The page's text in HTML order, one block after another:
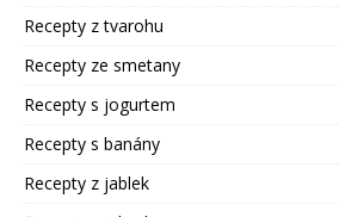
Recepty z tvarohu
Recepty ze smetany
Recepty s jogurtem
Recepty s banány
Recepty z jablek